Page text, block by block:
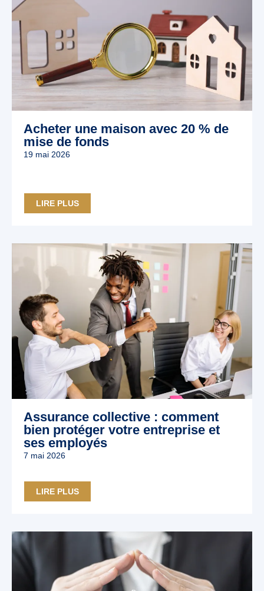
Acheter une maison avec 20 % de
mise de fonds
19 mai 2026
LIRE PLUS
Assurance collective : comment
bien protéger votre entreprise et
ses employés
7 mai 2026
LIRE PLUS